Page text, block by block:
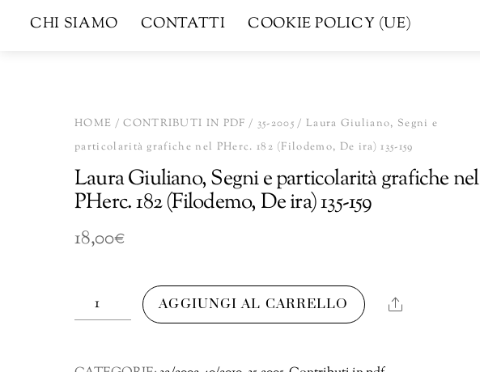
CHI SIAMO CONTATTI COOKIE POLICY (UE)
HOME /CONTRIBUTI IN PDF / 35-2005/ Laura Giuliano, Segni e
particolarità grafiche nel PHerc. 182 (Filodemo, De ira) 135-159
Laura Giuliano, Segni e particolarità grafiche nel
PHerc. 182 (Filodemo, De ira) 135-159
18,00€
Laura
Giuliano,
AGGIUNGI AL CARRELLO Share